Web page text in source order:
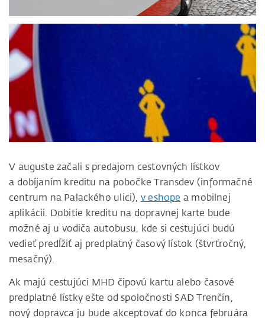
V auguste začali s predajom cestovných lístkov
a dobíjaním kreditu na pobočke Transdev (informačné
centrum na Palackého ulici), v eshope a mobilnej
aplikácii. Dobitie kreditu na dopravnej karte bude
možné aj u vodiča autobusu, kde si cestujúci budú
vedieť predĺžiť aj predplatný časový lístok (štvrťročný,
mesačný).
Ak majú cestujúci MHD čipovú kartu alebo časové
predplatné lístky ešte od spoločnosti SAD Trenčín,
nový dopravca ju bude akceptovať do konca februára